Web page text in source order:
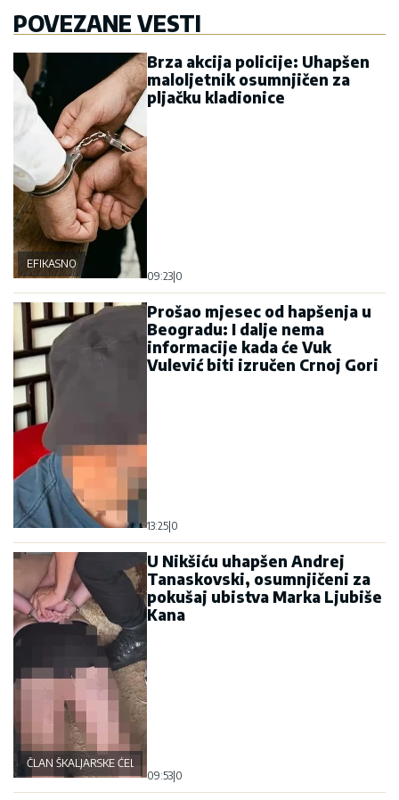
POVEZANE VESTI
EFIKASNO
Brza akcija policije: Uhapšen
maloljetnik osumnjičen za
pljačku kladionice
09:23 0
Prošao mjesec od hapšenja u
Beogradu: I dalje nema
informacije kada će Vuk
Vulević biti izručen Crnoj Gori
13:25 0
ČLAN ŠKALJARSKE ĆELIJE
U Nikšiću uhapšen Andrej
Tanaskovski, osumnjičeni za
pokušaj ubistva Marka Ljubiše
Kana
09:53 0